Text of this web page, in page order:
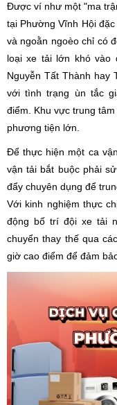
Được ví như một "ma
tại Phường Vĩnh Hội
và ngoằn ngoèo chỉ có
loại xe tải lớn khó vào
Nguyễn Tất Thành hay
với tình trạng ùn tắc
điểm. Khu vực trung
phương tiện lớn.
Để thực hiện một ca
vận tải bắt buộc phải
đẩy chuyên dụng để
Với kinh nghiệm thực
động bố trí đội xe tải
chuyển thay thế qua
giờ cao điểm để đảm